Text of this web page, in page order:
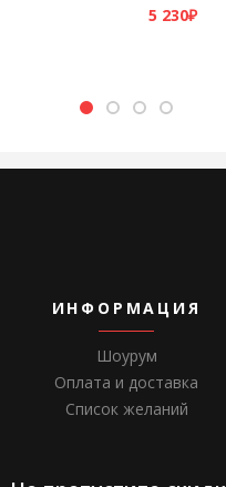
5 230₽
ИНФОРМАЦИЯ
Шоурум
Оплата и доставка
Список желаний